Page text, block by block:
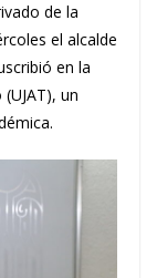
de la
el alcalde
en la
un